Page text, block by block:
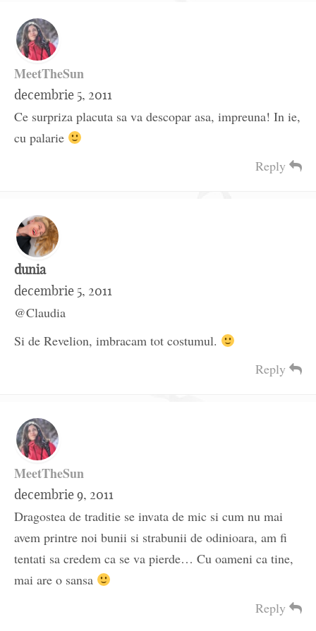
MeetTheSun
decembrie 5, 2011
Ce surpriza placuta sa va descopar asa, impreuna! In ie,
cu palarie
Reply
dunia
decembrie 5, 2011
@Claudia
Si de Revelion, imbracam tot costumul.
Reply
MeetTheSun
decembrie 9, 2011
Dragostea de traditie se invata de mic si cum nu mai
avem printre noi bunii si strabunii de odinioara, am fi
tentati sa credem ca se va pierde… Cu oameni ca tine,
mai are o sansa
Reply